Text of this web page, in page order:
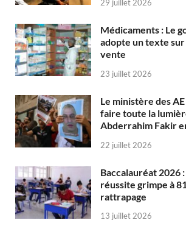
29 juillet 2026
Médicaments : Le
adopte un texte
vente
23 juillet 2026
Le ministère des
faire toute la
Abderrahim Fakir
22 juillet 2026
Baccalauréat 2026
réussite grimpe à
rattrapage
13 juillet 2026